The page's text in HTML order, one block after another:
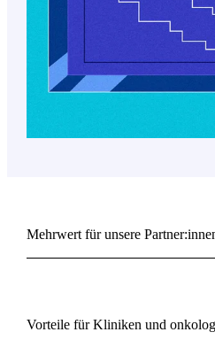
Mehrwert für unsere
Vorteile für Kliniken und